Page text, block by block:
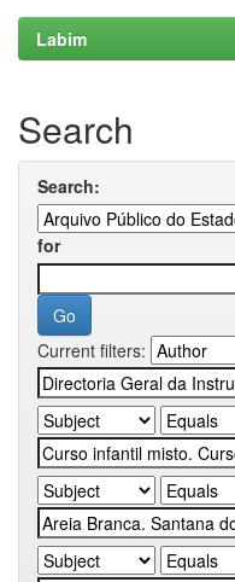
Labim
Search
Search:
for
Current filters: